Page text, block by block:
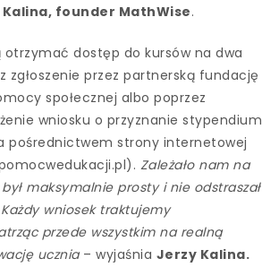
founder MathWise.
otrzymać dostęp do kursów na dwa
zgłoszenie przez partnerską fundację
społecznej albo poprzez
wniosku o przyznanie stypendium
pośrednictwem strony internetowej
Zależało nam na
maksymalnie prosty i nie odstraszał
wniosek traktujemy
przede wszystkim na realną
ucznia– wyjaśnia Jerzy Kalina.